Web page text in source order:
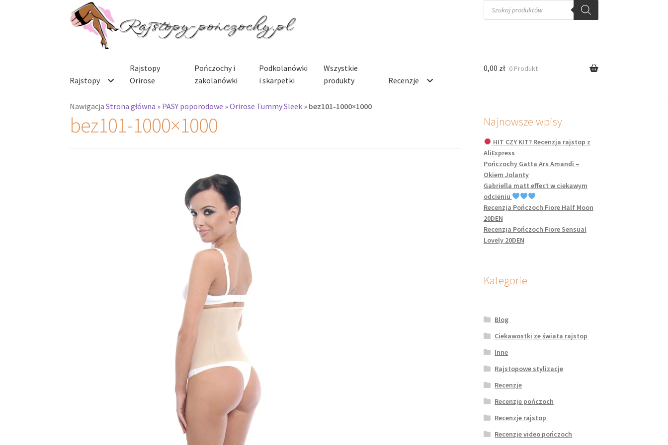
Przejdź
do
nawigacji
Przejdź
do
treści
Wyszukiwarka
produktów
Rajstopy
Rajstopy
Orirose
Pończochy i
zakolanówki
Podkolanówki
i skarpetki
Wszystkie
produkty
Recenzje
0,00 zł 0 Produkt
NawigacjaStrona główna » PASY poporodowe »Orirose Tummy Sleek » bez101-1000×1000
bez101-1000×1000 Najnowsze wpisy
HIT CZY KIT? Recenzja rajstop z
AliExpress
Pończochy Gatta Ars Amandi –
Okiem Jolanty
Gabriella matt effect w ciekawym
odcieniu
Recenzja Pończoch Fiore Half Moon
20DEN
Recenzja Pończoch Fiore Sensual
Lovely 20DEN
Kategorie
Blog
Ciekawostki ze świata rajstop
Inne
Rajstopowe stylizacje
Recenzje
Recenzje pończoch
Recenzje rajstop
Recenzje video pończoch